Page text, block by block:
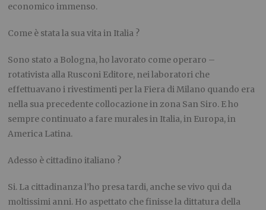
economico immenso.
Come è stata la sua vita in Italia ?
Sono stato a Bologna, ho lavorato come operaro –
rotativista alla Rusconi Editore, nei laboratori che
effettuavano i rivestimenti per la Fiera di Milano quando era
nella sua precedente collocazione in zona San Siro. E ho
sempre continuato a fare murales in Italia, in Europa, in
America Latina.
Adesso è cittadino italiano ?
Si. La cittadinanza l’ho presa tardi, anche se vivo qui da
moltissimi anni. Ho aspettato che finisse la dittatura della